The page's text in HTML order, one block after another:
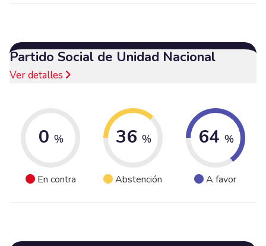
Partido Social de Unidad Nacional
Ver detalles
0 %
En contra
36 %
Abstención
64 %
A favor